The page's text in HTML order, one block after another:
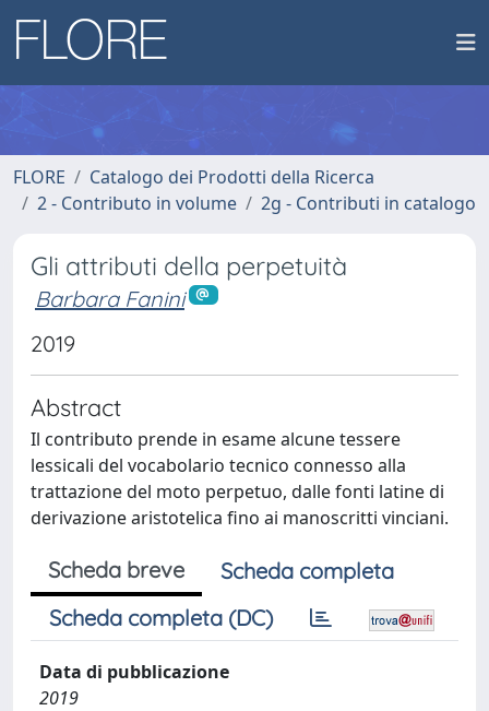
FLORE
Catalogo dei Prodotti della Ricerca
2 - Contributo in volume
2g - Contributi in catalogo
Gli attributi della perpetuità
Barbara Fanini
2019
Abstract
Il contributo prende in esame alcune tessere
lessicali del vocabolario tecnico connesso alla
trattazione del moto perpetuo, dalle fonti latine di
derivazione aristotelica fino ai manoscritti vinciani.
Scheda breve
Scheda completa
Scheda completa (DC)
Data di pubblicazione
2019